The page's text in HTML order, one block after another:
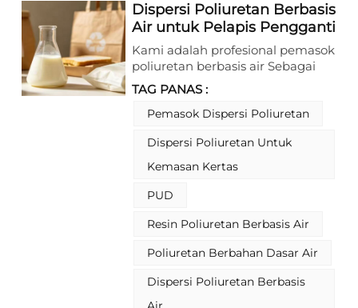
Dispersi Poliuretan Berbasis
Air untuk Pelapis Pengganti
Plastik dengan Sentuhan
Halus yang Luar Biasa.
Kami adalah profesional pemasok
poliuretan berbasis air Sebagai
produsen resin poliuretan yang
menyediakan dispersi poliuretan
berbasis air berkinerja tinggi,
berbasis air ini dikembangkan
secara eksklusif untuk pelapis
memberikan sentuhan
Berfokus pada solusi kemasan
menggantikan bahan plastik
tradisional (termasuk kantong
kemasan makanan), PUD ini
TAG PANAS :
Pemasok Dispersi Poliuretan
Dispersi Poliuretan Untuk
Kemasan Kertas
PUD
Resin Poliuretan Berbasis Air
Poliuretan Berbahan Dasar Air
Dispersi Poliuretan Berbasis